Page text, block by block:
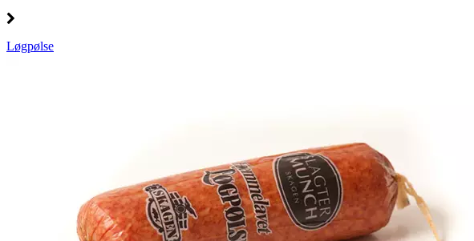
Løgpølse